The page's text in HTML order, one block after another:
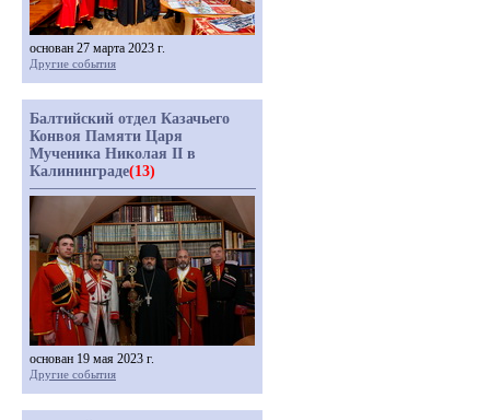
основан 27 марта 2023 г.
Другие события
Балтийский отдел Казачьего
Конвоя Памяти Царя
Мученика Николая II в
Калининграде(13)
основан 19 мая 2023 г.
Другие события